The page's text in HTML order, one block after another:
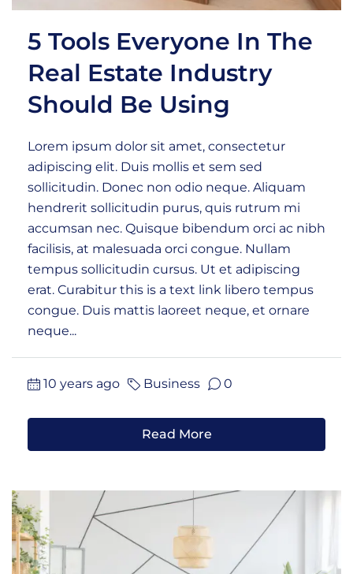
5 Tools Everyone In The
Real Estate Industry
Should Be Using
Lorem ipsum dolor sit amet, consectetur
adipiscing elit. Duis mollis et sem sed
sollicitudin. Donec non odio neque. Aliquam
hendrerit sollicitudin purus, quis rutrum mi
accumsan nec. Quisque bibendum orci ac nibh
facilisis, at malesuada orci congue. Nullam
tempus sollicitudin cursus. Ut et adipiscing
erat. Curabitur this is a text link libero tempus
congue. Duis mattis laoreet neque, et ornare
neque...
10 years ago Business 0
Read More